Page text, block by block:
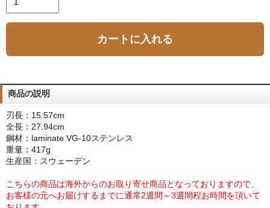
カートに入れる
商品の説明
刃長：15.57cm
全長：27.94cm
鋼材：laminate VG-10ステンレス
重量：417g
生産国：スウェーデン
こちらの商品は海外からのお取り寄せ商品となっておりますので、
お客様の元へお届けするまでに通常2週間～3週間程お時間を頂いて